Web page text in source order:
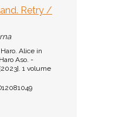
Retry /
Alice in
Aso. -
1 volume